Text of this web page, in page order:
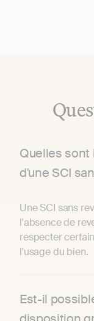
Quelles
d'une SCI
Une SCI sans
l'absence de
respecter
l'usage du bien.
Est-il